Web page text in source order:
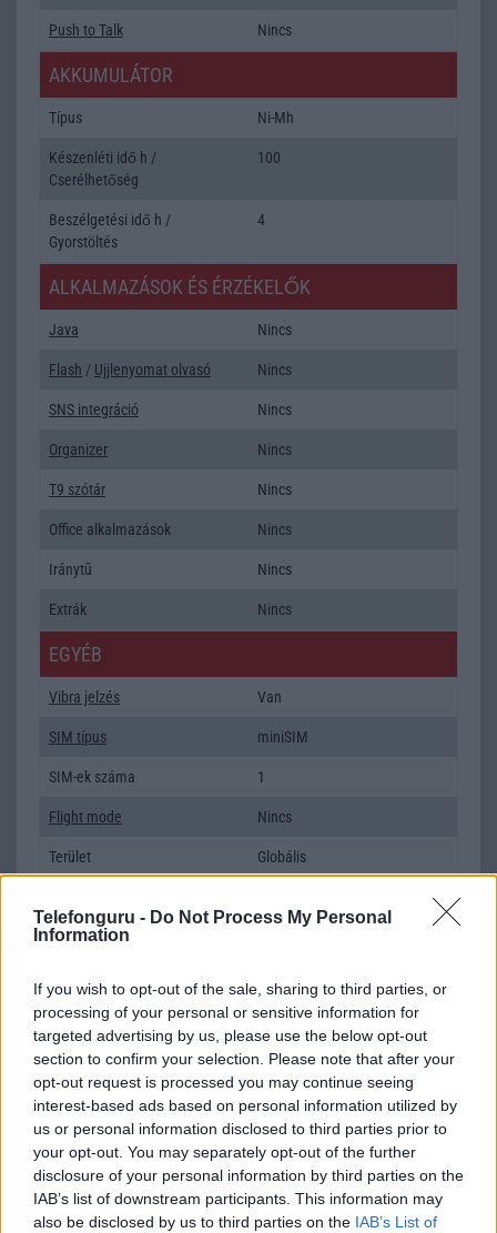
Telefonguru - Do Not Process My Personal
Information
If you wish to opt-out of the sale, sharing to third parties, or
processing of your personal or sensitive information for
targeted advertising by us, please use the below opt-out
section to confirm your selection. Please note that after your
opt-out request is processed you may continue seeing
interest-based ads based on personal information utilized by
us or personal information disclosed to third parties prior to
your opt-out. You may separately opt-out of the further
disclosure of your personal information by third parties on the
IAB’s list of downstream participants. This information may
also be disclosed by us to third parties on the IAB’s List of
Push to Talk Nincs
AKKUMULÁTOR
Típus Ni-Mh
Készenléti idő h /
Cserélhetőség
100
Beszélgetési idő h /
Gyorstöltés
4
ALKALMAZÁSOK ÉS ÉRZÉKELŐK
Java Nincs
Flash / Ujjlenyomat olvasó Nincs
SNS integráció Nincs
Organizer Nincs
T9 szótár Nincs
Office alkalmazások Nincs
Iránytũ Nincs
Extrák Nincs
EGYÉB
Vibra jelzés Van
SIM típus miniSIM
SIM-ek száma 1
Flight mode Nincs
Terület Globális
Brand
Limited Edition Nincs
SAR
0,99
N/A = Nincs adat. Legutóbbi frissítés: 2026-07-13 19:00:00